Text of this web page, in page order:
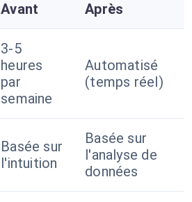
Avant Après
3-5
heures
par
semaine
Automatisé
(temps réel)
Basée sur
l'intuition
Basée sur
l'analyse de
données